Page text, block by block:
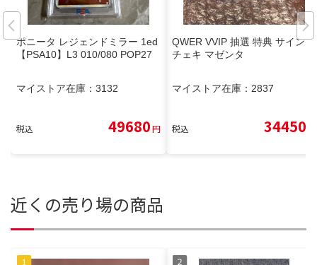
ポニータ レジェンドミラー 1ed
【PSA10】L3 010/080 POP27
マイストア在庫： 3132
税込 49680円
QWER VVIP 抽選 特典 サイン
チェキ マゼンタ
マイストア在庫： 2837
税込 34450
近くの売り場の商品